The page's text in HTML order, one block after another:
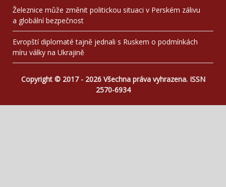
Železnice může změnit politickou situaci v Perském zálivu
a globální bezpečnost
Evropští diplomaté tajně jednali s Ruskem o podmínkách
míru války na Ukrajině
Copyright © 2017 - 2026 Všechna práva vyhrazena. ISSN
2570-6934